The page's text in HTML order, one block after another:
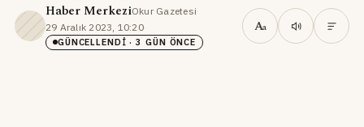
Haber MerkeziOkur Gazetesi·
29 Aralık 2023, 10:20·
GÜNCELLENDI · 3 GÜN ÖNCE
Aa